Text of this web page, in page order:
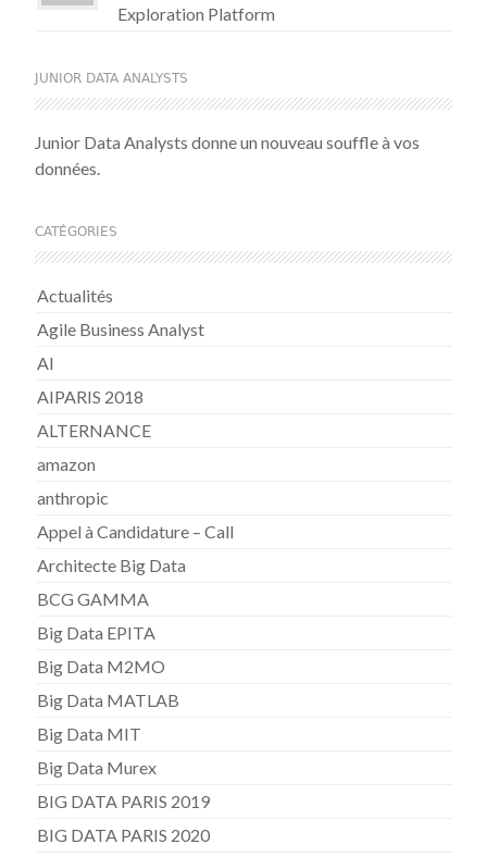
Exploration Platform
JUNIOR DATA ANALYSTS
Junior Data Analysts donne un nouveau souffle à vos
données.
CATÉGORIES
Actualités
Agile Business Analyst
AI
AIPARIS 2018
ALTERNANCE
amazon
anthropic
Appel à Candidature – Call
Architecte Big Data
BCG GAMMA
Big Data EPITA
Big Data M2MO
Big Data MATLAB
Big Data MIT
Big Data Murex
BIG DATA PARIS 2019
BIG DATA PARIS 2020